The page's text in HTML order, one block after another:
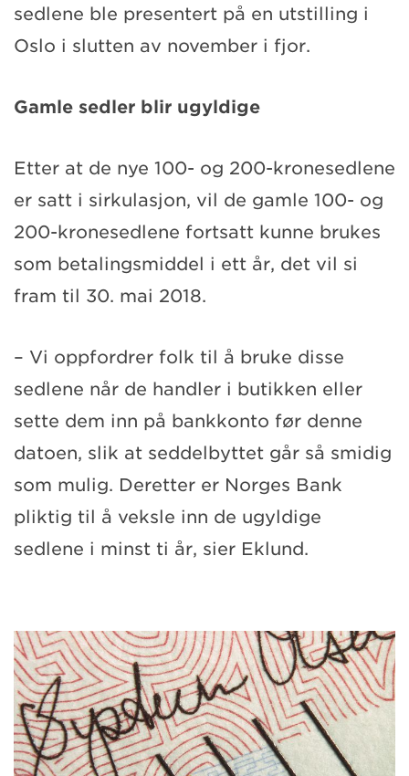
sedlene ble presentert på en utstilling i
Oslo i slutten av november i fjor.
Gamle sedler blir ugyldige
Etter at de nye 100- og 200-kronesedlene
er satt i sirkulasjon, vil de gamle 100- og
200-kronesedlene fortsatt kunne brukes
som betalingsmiddel i ett år, det vil si
fram til 30. mai 2018.
– Vi oppfordrer folk til å bruke disse
sedlene når de handler i butikken eller
sette dem inn på bankkonto før denne
datoen, slik at seddelbyttet går så smidig
som mulig. Deretter er Norges Bank
pliktig til å veksle inn de ugyldige
sedlene i minst ti år, sier Eklund.